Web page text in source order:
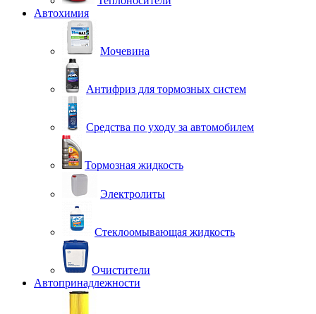
Автохимия
Мочевина
Антифриз для тормозных систем
Средства по уходу за автомобилем
Тормозная жидкость
Электролиты
Стеклоомывающая жидкость
Очистители
Автопринадлежности